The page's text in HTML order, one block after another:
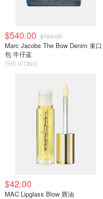
$540.00 $720.00
Marc Jacobs The Bow Denim 束口
包 牛仔蓝
THE ICONIC
$42.00
MAC Lipglass Blow 唇油